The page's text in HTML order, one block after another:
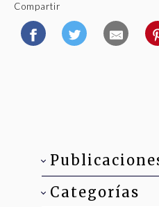
Compartir
Categorías